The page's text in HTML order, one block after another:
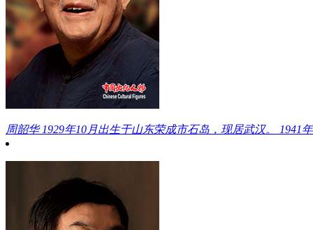
周韶华 1929年10月出生于山东荣成市石岛，现居武汉。 1941